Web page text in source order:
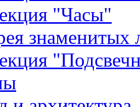
"Часы"
знаменитых